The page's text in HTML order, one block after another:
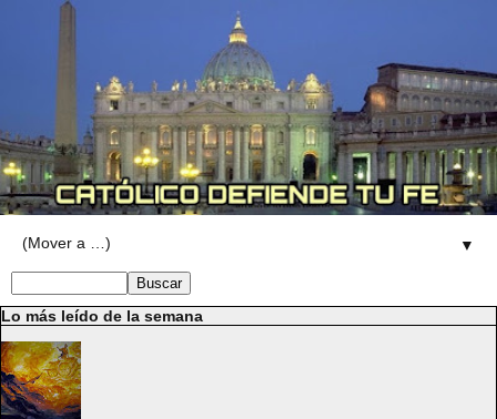
▼
Lo más leído de la semana